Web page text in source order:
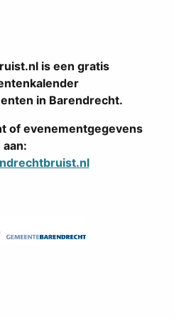
is een gratis
in Barendrecht.
of evenementgegevens
aan: